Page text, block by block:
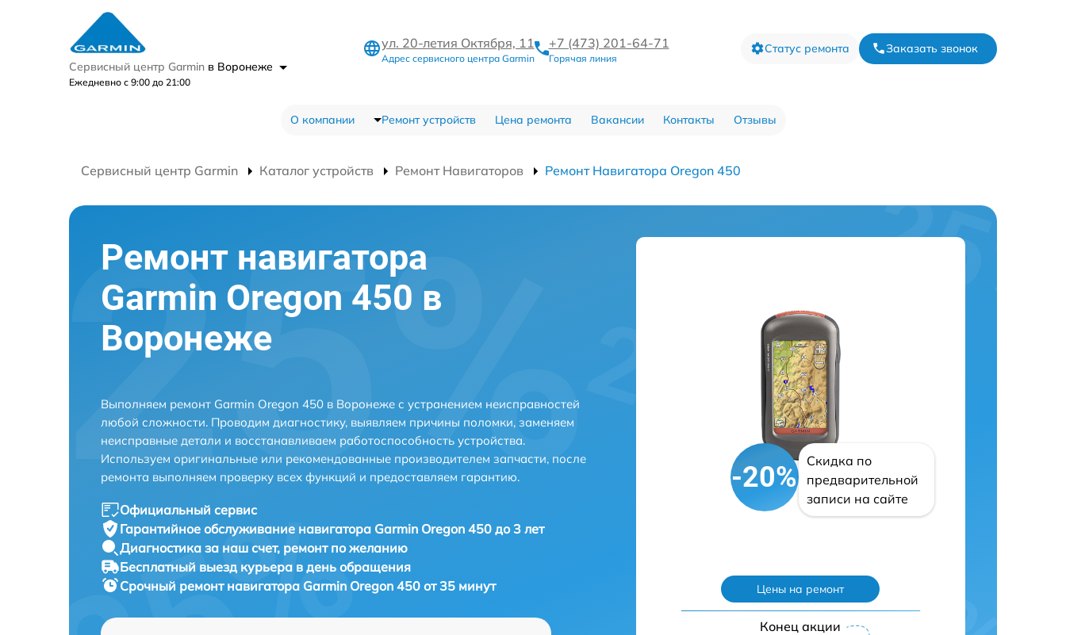
Сервисный центр Garmin в Воронеже
Ежедневно с 9:00 до 21:00
ул. 20-летия Октября, 11
Адрес сервисного центра Garmin
+7 (473) 201-64-71
Горячая линия
Статус ремонта Заказать звонок
О компании Ремонт устройств Цена ремонта Вакансии Контакты Отзывы
Сервисный центр Garmin Каталог устройств Ремонт Навигаторов Ремонт Навигатора Oregon 450
Ремонт навигатора
Garmin Oregon 450 в
Воронеже
Выполняем ремонт Garmin Oregon 450 в Воронеже с устранением неисправностей
любой сложности. Проводим диагностику, выявляем причины поломки, заменяем
неисправные детали и восстанавливаем работоспособность устройства.
Используем оригинальные или рекомендованные производителем запчасти, после
ремонта выполняем проверку всех функций и предоставляем гарантию.
Официальный сервис
Гарантийное обслуживание навигатора Garmin Oregon 450 до 3 лет
Диагностика за наш счет, ремонт по желанию
Бесплатный выезд курьера в день обращения
Срочный ремонт навигатора Garmin Oregon 450 от 35 минут
-20%
Скидка по
предварительной
записи на сайте
Цены на ремонт
Конец акции